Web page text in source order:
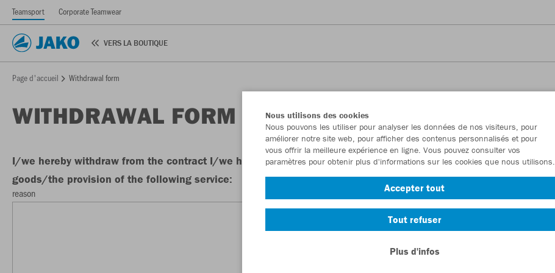
Teamsport Corporate Teamwear
VERS LA BOUTIQUE
Page d'accueil Withdrawal form
WITHDRAWAL FORM
I/we hereby withdraw from the contract I/we have entered into for the purchase of the following
goods/the provision of the following service:
reason
Nous utilisons des cookies
Nous pouvons les utiliser pour analyser les données de nos visiteurs, pour
améliorer notre site web, pour afficher des contenus personnalisés et pour
vous offrir la meilleure expérience en ligne. Vous pouvez consulter vos
paramètres pour obtenir plus d'informations sur les cookies que nous utilisons.
Accepter tout
Tout refuser
Plus d'infos